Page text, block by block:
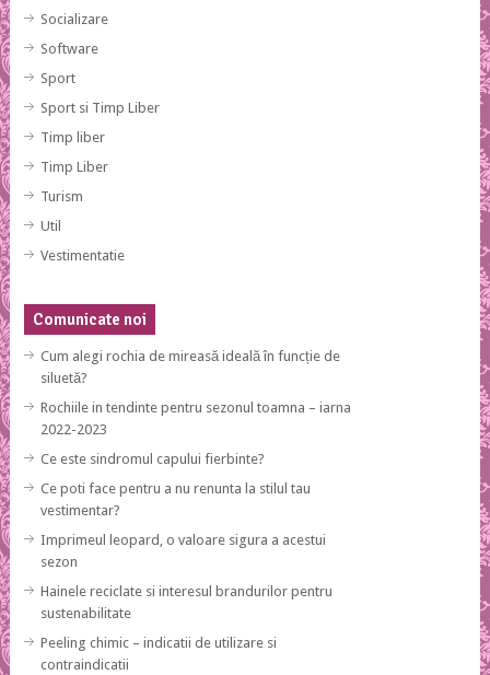
Socializare
Software
Sport
Sport si Timp Liber
Timp liber
Timp Liber
Turism
Util
Vestimentatie
Comunicate noi
Cum alegi rochia de mireasă ideală în funcție de
siluetă?
Rochiile in tendinte pentru sezonul toamna – iarna
2022-2023
Ce este sindromul capului fierbinte?
Ce poti face pentru a nu renunta la stilul tau
vestimentar?
Imprimeul leopard, o valoare sigura a acestui
sezon
Hainele reciclate si interesul brandurilor pentru
sustenabilitate
Peeling chimic – indicatii de utilizare si
contraindicatii